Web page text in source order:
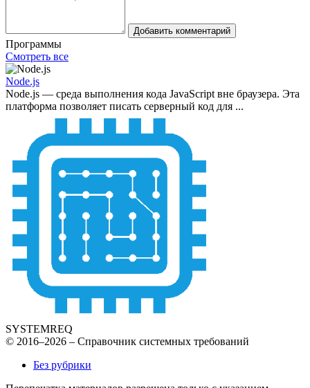
Добавить комментарий
Программы
Смотреть все
Node.js
Node.js — среда выполнения кода JavaScript вне браузера. Эта
платформа позволяет писать серверный код для ...
SYSTEMREQ
© 2016–2026 – Справочник системных требований
Без рубрики